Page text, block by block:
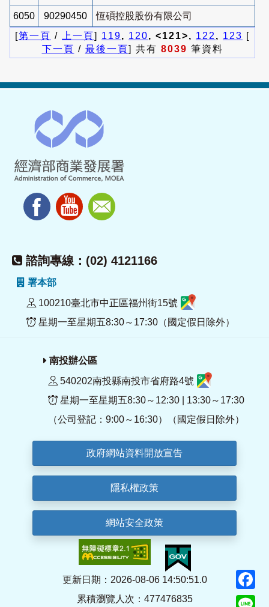
6050 90290450
恆碩控股股份有限公司
[第一頁 / 上一頁] 119, 120, <121>, 122 , 123 [
下一頁 / 最後一頁] 共有 8039 筆資料
諮詢專線：(02) 4121166
署本部
100210臺北市中正區福州街15號
星期一至星期五8:30～17:30（國定假日除外）
南投辦公區
540202南投縣南投市省府路4號
星期一至星期五8:30～12:30 | 13:30～17:30
（公司登記：9:00～16:30）（國定假日除外）
政府網站資料開放宣告
隱私權政策
網站安全政策
更新日期：2026-08-06 14:50:51.0
累積瀏覽人次：477476835